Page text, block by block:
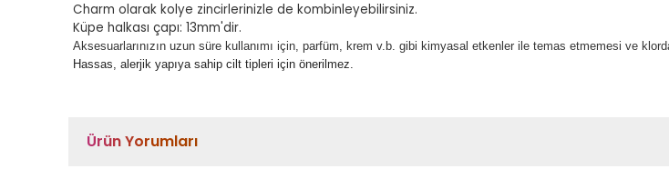
Charm olarak kolye zincirlerinizle de kombinleyebilirsiniz.
Küpe halkası çapı: 13mm'dir.
Aksesuarlarınızın uzun süre kullanımı için, parfüm, krem v.b. gibi kimyasal etkenler ile temas etmemesi ve
Hassas, alerjik yapıya sahip cilt tipleri için önerilmez.
Ürün Yorumları